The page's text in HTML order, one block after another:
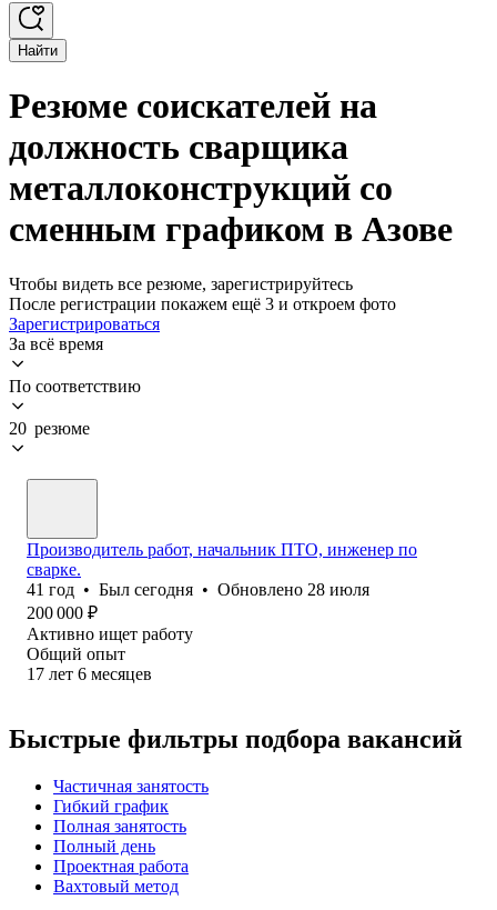
Найти
Резюме соискателей на
должность сварщика
металлоконструкций со
сменным графиком в Азове
Чтобы видеть все резюме, зарегистрируйтесь
После регистрации покажем ещё 3 и откроем фото
Зарегистрироваться
За всё время
По соответствию
20 резюме
Производитель работ, начальник ПТО, инженер по
сварке.
41 год • Был сегодня • Обновлено 28 июля
200 000 ₽
Активно ищет работу
Общий опыт
17 лет 6 месяцев
Быстрые фильтры подбора вакансий
Частичная занятость
Гибкий график
Полная занятость
Полный день
Проектная работа
Вахтовый метод